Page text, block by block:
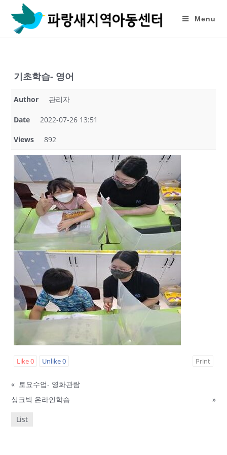
content
Menu
기초학습- 영어
Author 관리자
Date 2022-07-26 13:51
Views 892
Like0 Unlike0 Print
« 토요수업- 영화관람
싱크빅 온라인학습
»
List